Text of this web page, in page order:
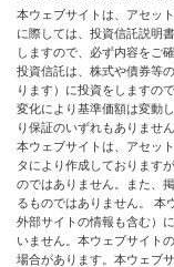
本ウェブサイトは、アセッ
に際しては、投資信託説明
しますので、必ず内容をご
投資信託は、株式や債券等
ります）に投資をしますの
変化により基準価額は変動
り保証のいずれもありません
本ウェブサイトは、アセッ
タにより作成しております
のではありません。また、
るものではありません。 本
外部サイトの情報も含む）
いません。本ウェブサイト
場合があります。本ウェブ